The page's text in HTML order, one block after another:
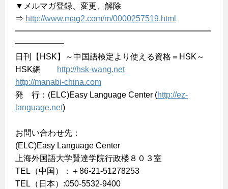
▼メルマガ登録、変更、解除
⇒ http://www.mag2.com/m/0000257519.html
━━━━━━━━━━━━━━━━━━━━━━━━
━━━━━━
日刊【HSK】～中国語検定より使える資格＝HSK～
HSK網
http://hsk-wang.net
http://manabi-china.com
発 行：(ELC)Easy Language Center (http://ez-
language.net)
お問い合わせ先：
(ELC)Easy Language Center
上海外国語大学賢達学院行政楼８０３室
TEL（中国）：＋86-21-51278253
TEL（日本）:050-5532-9400